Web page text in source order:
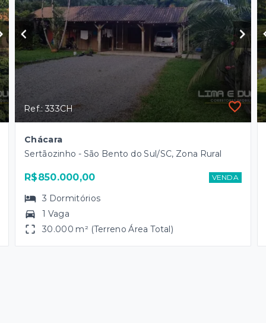
Ref.: 333CH
Chácara
Sertãozinho - São Bento do Sul/SC, Zona Rural
R$850.000,00 VENDA
3 Dormitórios
1 Vaga
30.000 m² (Terreno Área Total)